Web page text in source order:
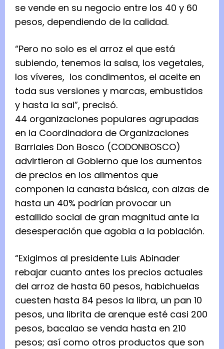
se vende en su negocio entre los 40 y 60
pesos, dependiendo de la calidad.
“Pero no solo es el arroz el que está
subiendo, tenemos la salsa, los vegetales,
los víveres, los condimentos, el aceite en
toda sus versiones y marcas, embustidos
y hasta la sal”, precisó.
44 organizaciones populares agrupadas
en la Coordinadora de Organizaciones
Barriales Don Bosco (CODONBOSCO)
advirtieron al Gobierno que los aumentos
de precios en los alimentos que
componen la canasta básica, con alzas de
hasta un 40% podrían provocar un
estallido social de gran magnitud ante la
desesperación que agobia a la población.
“Exigimos al presidente Luis Abinader
rebajar cuanto antes los precios actuales
del arroz de hasta 60 pesos, habichuelas
cuesten hasta 84 pesos la libra, un pan 10
pesos, una librita de arenque esté casi 200
pesos, bacalao se venda hasta en 210
pesos; así como otros productos que son